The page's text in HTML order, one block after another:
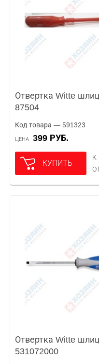
Отвертка Witte
87504
Код товара — 591323
ЦЕНА 399 РУБ.
КУПИТЬ
К
Отвертка Witte
531072000